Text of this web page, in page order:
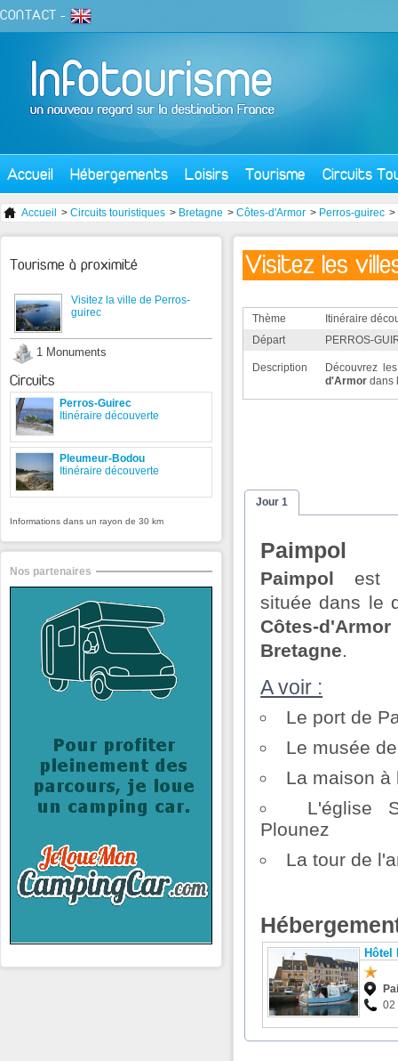
CONTACT -
Accueil Hébergements Loisirs Tourisme Circuits
Accueil > Circuits touristiques > Bretagne > Côtes-d'Armor > Perros-guirec >
Visitez les
Thème
Itinéraire
Départ
PERROS-
Description
Découvrez
d'Armor dans
Jour 1
Paimpol
Paimpol est
située dans le
Côtes-d'Armor
Bretagne.
A voir :
Le port de
Le musée
La maison à
L'église
Plounez
La tour de
Hôtel
02
Tourisme à proximité
Visitez la ville de Perros-
guirec
1 Monuments
Circuits
Perros-Guirec
Itinéraire découverte
Pleumeur-Bodou
Itinéraire découverte
Informations dans un rayon de 30 km
Nos partenaires